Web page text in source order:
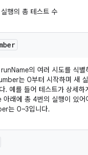
행의 총 테스트 수
의 여러 시도를 식별
는 0부터 시작하며 새
. 예를 들어 테스트가 상세하
아래에 총 4번의 실행이 있어
는 0~3입니다.